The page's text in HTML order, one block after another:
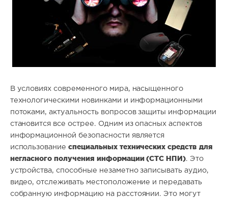
В условиях современного мира, насыщенного
технологическими новинками и информационными
потоками, актуальность вопросов защиты информации
становится все острее. Одним из опасных аспектов
информационной безопасности является
использованиеспециальных технических средств для
негласного получения информации (СТС НПИ). Это
устройства, способные незаметно записывать аудио,
видео, отслеживать местоположение и передавать
собранную информацию на расстоянии. Это могут